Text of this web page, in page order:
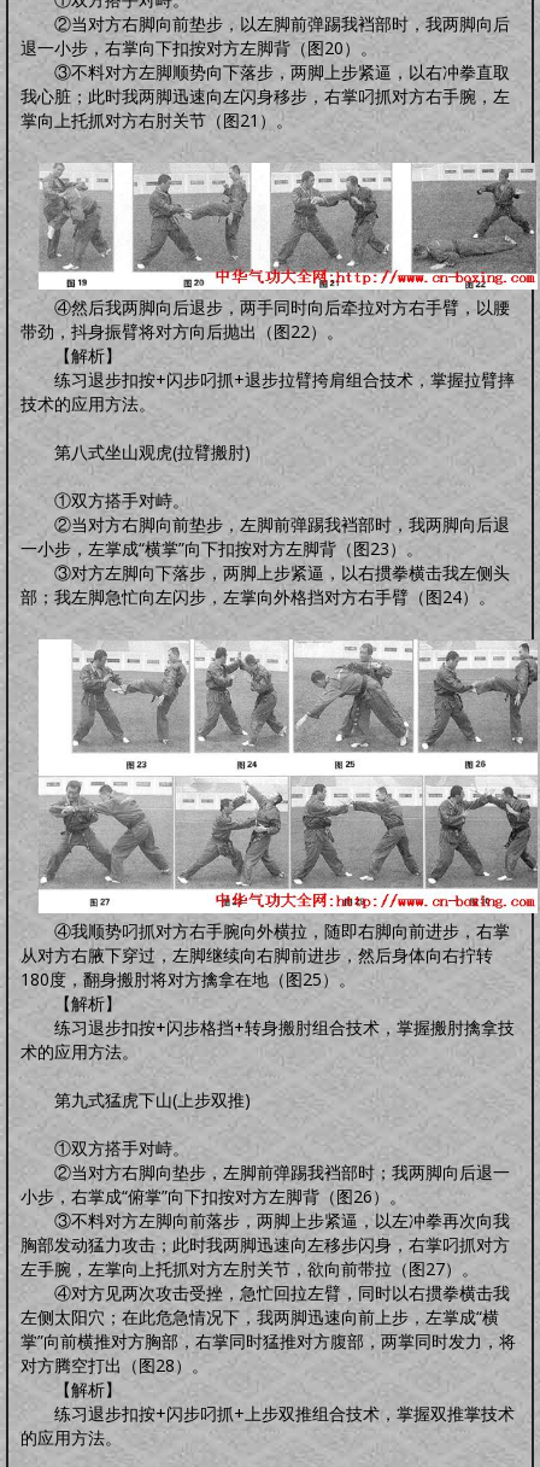
②当对方右脚向前垫步，以左脚前弹踢我裆部时，我两脚向后
退一小步，右掌向下扣按对方左脚背（图20）。
③不料对方左脚顺势向下落步，两脚上步紧逼，以右冲拳直取
我心脏；此时我两脚迅速向左闪身移步，右掌叼抓对方右手腕，左
掌向上托抓对方右肘关节（图21）。
④然后我两脚向后退步，两手同时向后牵拉对方右手臂，以腰
带劲，抖身振臂将对方向后抛出（图22）。
【解析】
练习退步扣按+闪步叼抓+退步拉臂挎肩组合技术，掌握拉臂摔
技术的应用方法。
第八式坐山观虎(拉臂搬肘)
①双方搭手对峙。
②当对方右脚向前垫步，左脚前弹踢我裆部时，我两脚向后退
一小步，左掌成“横掌”向下扣按对方左脚背（图23）。
③对方左脚向下落步，两脚上步紧逼，以右掼拳横击我左侧头
部；我左脚急忙向左闪步，左掌向外格挡对方右手臂（图24）。
④我顺势叼抓对方右手腕向外横拉，随即右脚向前进步，右掌
从对方右腋下穿过，左脚继续向右脚前进步，然后身体向右拧转
180度，翻身搬肘将对方擒拿在地（图25）。
【解析】
练习退步扣按+闪步格挡+转身搬肘组合技术，掌握搬肘擒拿技
术的应用方法。
第九式猛虎下山(上步双推)
①双方搭手对峙。
②当对方右脚向垫步，左脚前弹踢我裆部时；我两脚向后退一
小步，右掌成“俯掌”向下扣按对方左脚背（图26）。
③不料对方左脚向前落步，两脚上步紧逼，以左冲拳再次向我
胸部发动猛力攻击；此时我两脚迅速向左移步闪身，右掌叼抓对方
左手腕，左掌向上托抓对方左肘关节，欲向前带拉（图27）。
④对方见两次攻击受挫，急忙回拉左臂，同时以右掼拳横击我
左侧太阳穴；在此危急情况下，我两脚迅速向前上步，左掌成“横
掌”向前横推对方胸部，右掌同时猛推对方腹部，两掌同时发力，将
对方腾空打出（图28）。
【解析】
练习退步扣按+闪步叼抓+上步双推组合技术，掌握双推掌技术
的应用方法。